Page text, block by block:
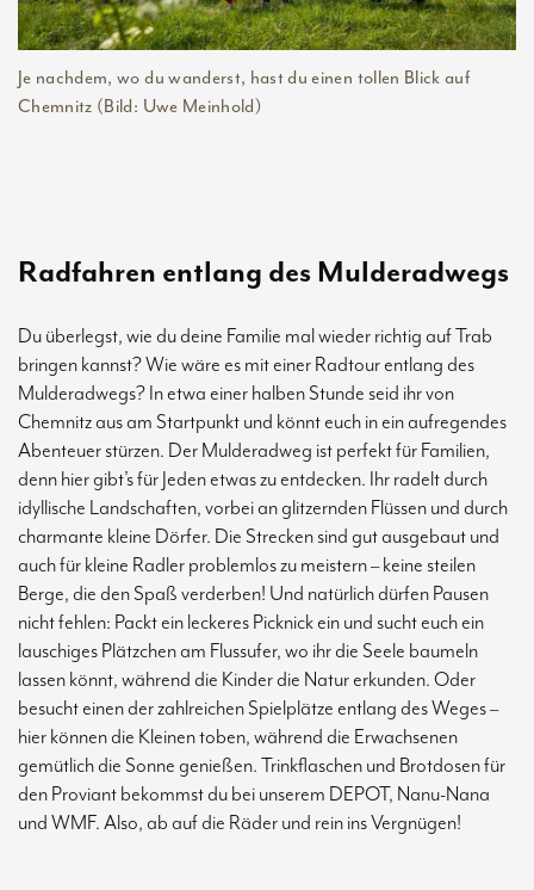
Je nachdem, wo du wanderst, hast du einen tollen Blick auf
Chemnitz (Bild: Uwe Meinhold)
Radfahren entlang des Mulderadwegs
Du überlegst, wie du deine Familie mal wieder richtig auf Trab
bringen kannst? Wie wäre es mit einer Radtour entlang des
Mulderadwegs? In etwa einer halben Stunde seid ihr von
Chemnitz aus am Startpunkt und könnt euch in ein aufregendes
Abenteuer stürzen. Der Mulderadweg ist perfekt für Familien,
denn hier gibt’s für Jeden etwas zu entdecken. Ihr radelt durch
idyllische Landschaften, vorbei an glitzernden Flüssen und durch
charmante kleine Dörfer. Die Strecken sind gut ausgebaut und
auch für kleine Radler problemlos zu meistern – keine steilen
Berge, die den Spaß verderben! Und natürlich dürfen Pausen
nicht fehlen: Packt ein leckeres Picknick ein und sucht euch ein
lauschiges Plätzchen am Flussufer, wo ihr die Seele baumeln
lassen könnt, während die Kinder die Natur erkunden. Oder
besucht einen der zahlreichen Spielplätze entlang des Weges –
hier können die Kleinen toben, während die Erwachsenen
gemütlich die Sonne genießen. Trinkflaschen und Brotdosen für
den Proviant bekommst du bei unserem DEPOT, Nanu-Nana
und WMF. Also, ab auf die Räder und rein ins Vergnügen!